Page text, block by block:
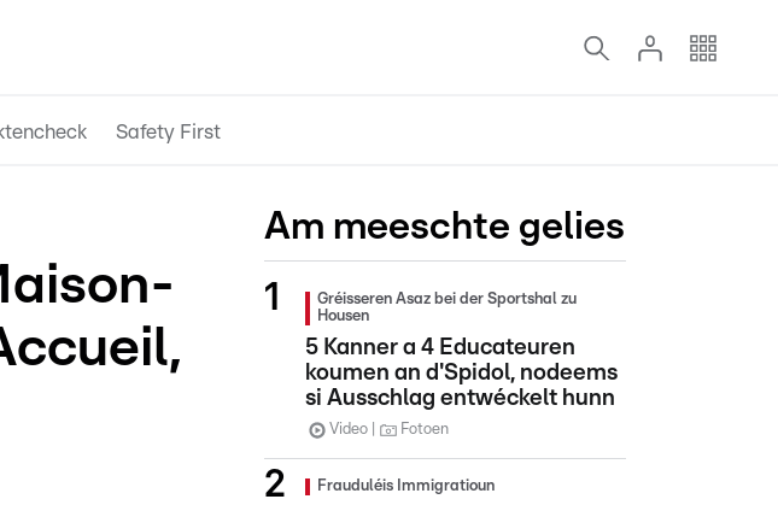
Safety First
Am meeschte gelies
Gréisseren Asaz bei der Sportshal zu
Housen
5 Kanner a 4 Educateuren
koumen an d'Spidol, nodeems
si Ausschlag entwéckelt hunn
Video Fotoen
Frauduléis Immigratioun